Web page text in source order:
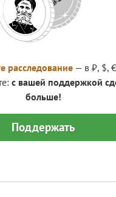
расследование — в ₽, $,
с вашей поддержкой
больше!
Поддержать